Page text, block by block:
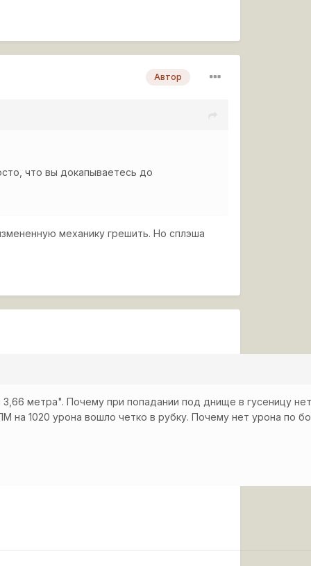
Автор
что вы докапываетесь до
механику грешить. Но сплэша
метра". Почему при попадании под днище в гусеницу
1020 урона вошло четко в рубку. Почему нет урона по